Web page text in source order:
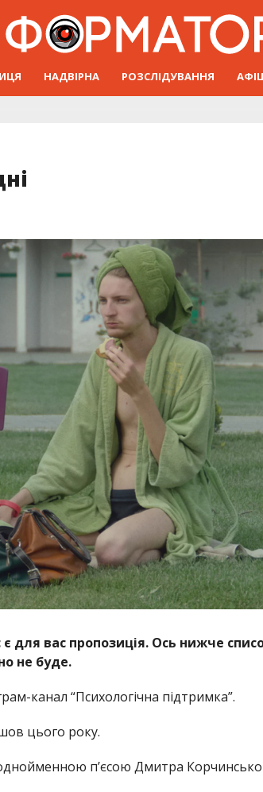
НАДВІРНА РОЗСЛІДУВАННЯ
для вас пропозиція. Ось нижче
не буде.
канал “Психологічна підтримка”.
цього року.
п’єсою Дмитра